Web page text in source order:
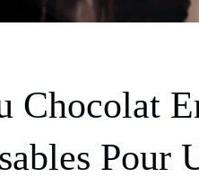
Chocolat
Pour